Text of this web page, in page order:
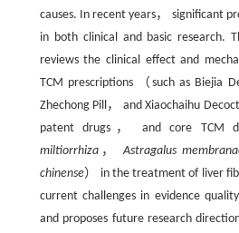
causes. In recent years， significant
in both clinical and basic research.
reviews the clinical effect and
TCM prescriptions （such as Biejia
Zhechong Pill， and Xiaochaihu
patent drugs， and core TCM
miltiorrhiza，Astragalus
chinense） in the treatment of liver
current challenges in evidence
and proposes future research